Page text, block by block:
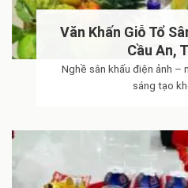
Âm lịch ngày tốt – Công cụ hỗ
hoàng
Âm lịch – Không
còn là nền tảng của nhiều
quan đến thời vận, nhịp
thống.
Văn Khấn Giỗ Tổ
Cầu An,
Nghề sân khấu điện ảnh
sáng tạo